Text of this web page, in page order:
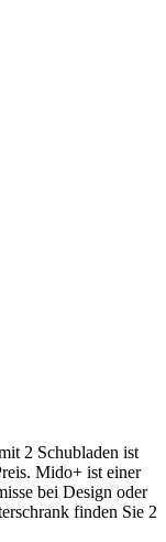
2 Schubladen ist
Mido+ ist einer
bei Design oder
finden Sie 2